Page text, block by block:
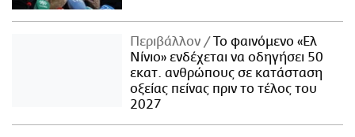
Περιβάλλον
Το φαινόμενο «Ελ
Νίνιο» ενδέχεται να οδηγήσει 50
εκατ. ανθρώπους σε κατάσταση
οξείας πείνας πριν το τέλος του
2027